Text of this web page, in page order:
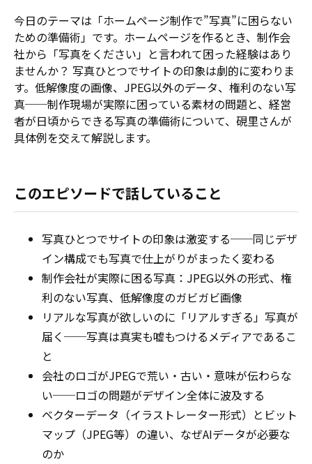
今日のテーマは「ホームページ制作で”写真”に困らない
ための準備術」です。ホームページを作るとき、制作会
社から「写真をください」と言われて困った経験はあり
ませんか？ 写真ひとつでサイトの印象は劇的に変わりま
す。低解像度の画像、JPEG以外のデータ、権利のない写
真──制作現場が実際に困っている素材の問題と、経営
者が日頃からできる写真の準備術について、硯里さんが
具体例を交えて解説します。
このエピソードで話していること
写真ひとつでサイトの印象は激変する──同じデザ
イン構成でも写真で仕上がりがまったく変わる
制作会社が実際に困る写真：JPEG以外の形式、権
利のない写真、低解像度のガビガビ画像
リアルな写真が欲しいのに「リアルすぎる」写真が
届く──写真は真実も嘘もつけるメディアであるこ
と
会社のロゴがJPEGで荒い・古い・意味が伝わらな
い──ロゴの問題がデザイン全体に波及する
ベクターデータ（イラストレーター形式）とビット
マップ（JPEG等）の違い、なぜAIデータが必要な
のか